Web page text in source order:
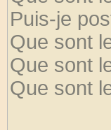
Puis-je
Que sont
Que sont
Que sont